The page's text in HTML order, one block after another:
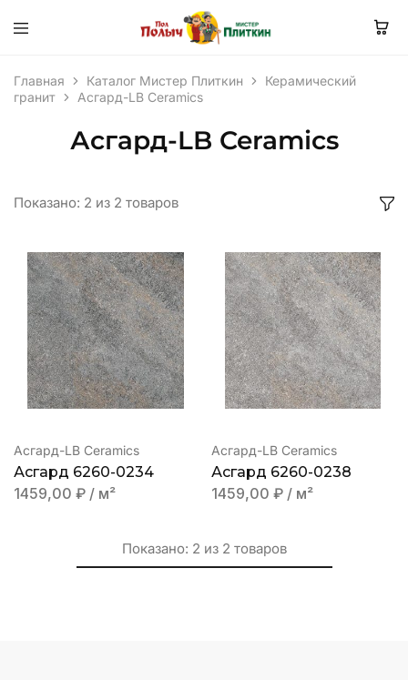
Главная Каталог Мистер Плиткин
Керамический
гранит
Асгард-LB Ceramics
Асгард-LB Ceramics
Показано: 2 из 2 товаров
Асгард-LB Ceramics
Асгард 6260-0234
1459,00 ₽ / м²
Асгард-LB Ceramics
Асгард 6260-0238
1459,00 ₽ / м²
Показано: 2 из 2 товаров